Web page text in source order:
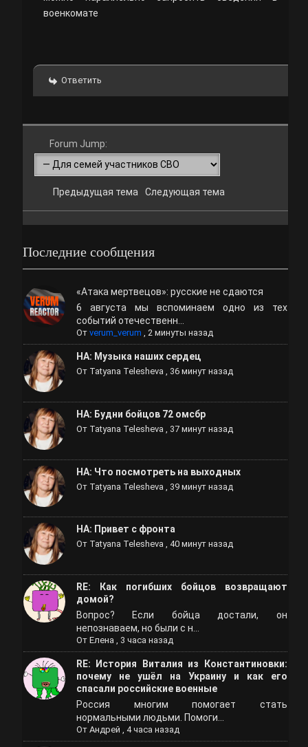
военкомате
Ответить
Forum Jump:
Предыдущая тема Следующая тема
Последние сообщения
«Атака мертвецов»: русские не сдаются
6 августа мы вспоминаем одно из тех
событий отечественн...
От verum_verum , 2 минуты назад
НА: Музыка наших сердец
От Tatyana Telesheva , 36 минут назад
НА: Будни бойцов 72 омсбр
От Tatyana Telesheva 37 минут назад
НА: Что посмотреть на выходных
От Tatyana Telesheva 39 минут назад
НА: Привет с фронта
От Tatyana Telesheva , 40 минут назад
RE: Как погибших бойцов возвращают
домой?
Вопрос? Если бойца достали, он
непознаваем, но были с н...
От Елена , 3 часа назад
RE: История Виталия из Константиновки:
почему не ушёл на Украину и как его
спасали российские военные
Россия многим помогает стать
нормальными людьми. Помоги...
От Андрей , 4 часа назад